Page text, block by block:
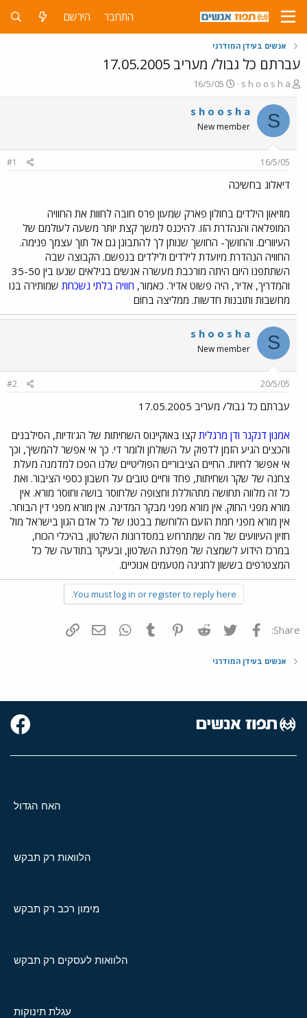
התחבר הירשם
אנשים בעידן המודרני
עברתם כל גבול/ מעריב 17.05.2005
פ
ו
ת
ח
ה
ש
א
s h o o s h a
פ
ו
ר
ם
16/5/05
S
s h o o s h a
New member
16/5/05
#1
דיאלוג בחשיכה
מוזיאון הילדים בחולון פארק שמעון פרס חובה לחוות את החוויה
המופלאה והנהדרת הזו. להיכנס למשך קצת יותר משעה לעולמם של
העיוורים. והחושך- החושך שנותן לך להתבונן גם אל תוך עצמך פנימה.
החוויה הנהדרת מיועדת לילדים ולילדים בנפשם. הקבוצה שבה
השתתפנו היום היתה מורכבת מעשרה אנשים בגילאים שנעו בין 35-50
והמדריך, אדיר, היה פשוט אדיר. כאמור, חוויה בלתי נשכחת שמותירה בנו
מחשבות ותובנות חדשות. ממליצה בחום
S
s h o o s h a
New member
20/5/05
#2
עברתם כל גבול/ מעריב 17.05.2005
אמנון דנקנר ודן מרגלית קצו באוקיינוס השחיתות של הג'ודיות, הסילבנים
והכצים הגיע הזמן לדפוק על השולחן ולומר די. כך אי אפשר להמשיך, וכך
אי אפשר לחיות. החיים הציבוריים הפוליטיים שלנו הפכו למדמנה מעלת
צחנה של שקר ושחיתות, פחד וחיים טובים על חשבון כספי הציבור. ואת
כל זה מלווה תחושה מתהוללת וחצופה שלחוסר בושה וחוסר מורא. אין
מורא מפני החוק. אין מורא מפני מבקר המדינה. אין מורא מפני דין הבוחר.
אין מורא מפני חמת הזעם הלוחשת בבטנו של כל אדם הגון בישראל מול
חזיון העיוועים של מה שמתרחש במסדרונות השלטון, בהיכלי הכוח,
במרכז הידוע לשמצה של מפלגת השלטון, ובעיקר בתודעה של כל
המצטרפים בששון לחגיגה מטעמים אנוכיים.
You must log in or register to reply here.
Share: פייסבוק Twitter
Reddit
Pinterest
Tumblr
WhatsAppדואר אלקטרוני
אנשים בעידן המודרני
האח הגדול
הלוואות רק תבקש
מימון רכב רק תבקש
הלוואות לעסקים רק תבקש
עגלת תינוקות